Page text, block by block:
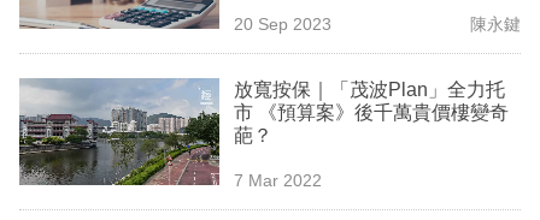
科
技
職
場
生
20 Sep 2023 陳永鍵
放寬按保｜「茂波Plan」全力托
市 《預算案》後千萬貴價樓變奇
葩？
7 Mar 2022